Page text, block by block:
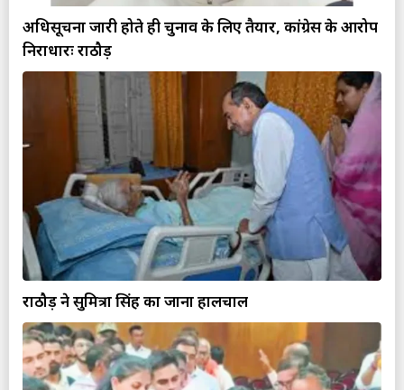
अधिसूचना जारी होते ही चुनाव के लिए तैयार, कांग्रेस के आरोप
निराधारः राठौड़
राठौड़ ने सुमित्रा सिंह का जाना हालचाल